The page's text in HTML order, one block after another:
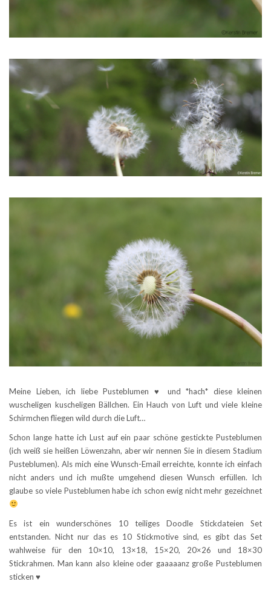
Meine Lieben, ich liebe Pusteblumen ♥ und *hach* diese kleinen
wuscheligen kuscheligen Bällchen. Ein Hauch von Luft und viele kleine
Schirmchen fliegen wild durch die Luft…
Schon lange hatte ich Lust auf ein paar schöne gestickte Pusteblumen
(ich weiß sie heißen Löwenzahn, aber wir nennen Sie in diesem Stadium
Pusteblumen). Als mich eine Wunsch-Email erreichte, konnte ich einfach
nicht anders und ich mußte umgehend diesen Wunsch erfüllen. Ich
glaube so viele Pusteblumen habe ich schon ewig nicht mehr gezeichnet
Es ist ein wunderschönes 10 teiliges Doodle Stickdateien Set
entstanden. Nicht nur das es 10 Stickmotive sind, es gibt das Set
wahlweise für den 10×10, 13×18, 15×20, 20×26 und 18×30
Stickrahmen. Man kann also kleine oder gaaaaanz große Pusteblumen
sticken ♥